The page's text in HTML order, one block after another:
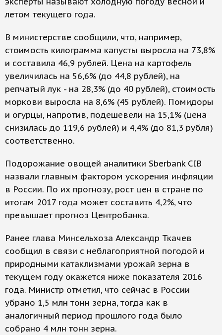
летом текущего года.
В министерстве сообщили, что, например,
стоимость килограмма капусты выросла на 73,8%
и составила 46,9 рублей. Цена на картофель
увеличилась на 56,6% (до 44,8 рублей), на
репчатый лук - на 28,3% (до 40 рублей), стоимость
моркови выросла на 8,6% (45 рублей). Помидоры
и огурцы, напротив, подешевели на 15,1% (цена
снизилась до 119,6 рублей) и 4,4% (до 81,3 рубля)
соответственно.
Подорожание овощей аналитики Sberbank CIB
назвали главным фактором ускорения инфляции
в России. По их прогнозу, рост цен в стране по
итогам 2017 года может составить 4,2%, что
превышает прогноз Центробанка.
Ранее глава Минсельхоза Александр Ткачев
сообщил в связи с неблагоприятной погодой и
природными катаклизмами урожай зерна в
текущем году окажется ниже показателя 2016
года. Министр отметил, что сейчас в России
убрано 1,5 млн тонн зерна, тогда как в
аналогичный период прошлого года было
собрано 4 млн тонн зерна.